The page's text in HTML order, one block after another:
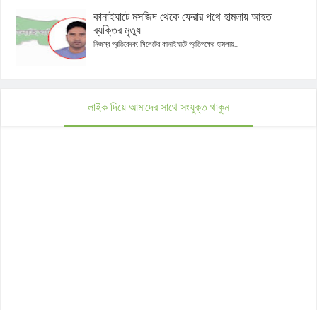
কানাইঘাটে মসজিদ থেকে ফেরার পথে হামলায় আহত
ব্যক্তির মৃত্যু
নিজস্ব প্রতিবেদক: সিলেটের কানাইঘাটে প্রতিপক্ষের হামলায়...
লাইক দিয়ে আমাদের সাথে সংযুক্ত থাকুন